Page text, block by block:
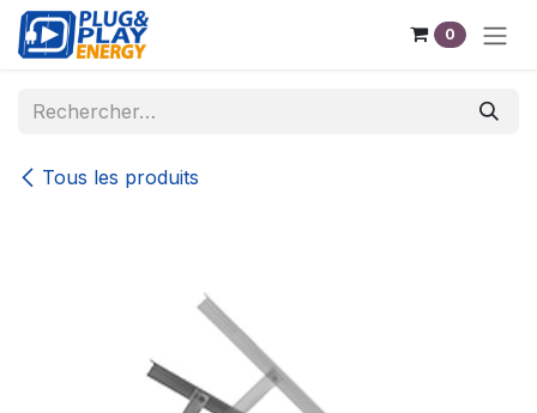
Se rendre au contenu
0
Tous les produits